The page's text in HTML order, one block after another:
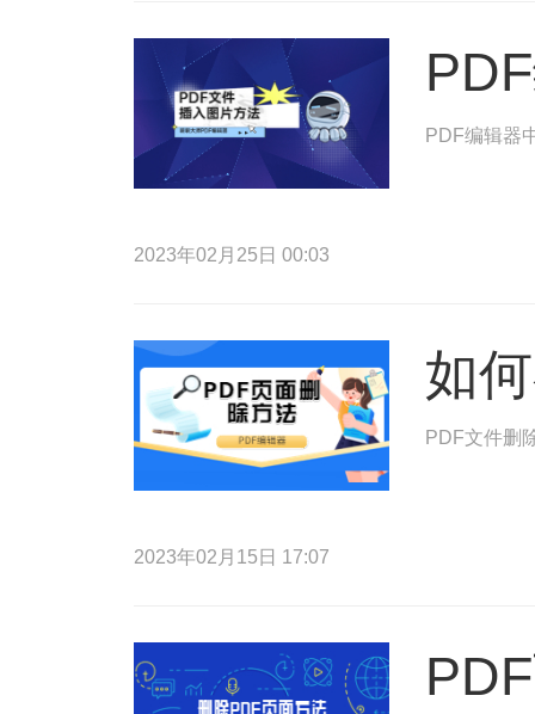
PDF编辑器
2023年02月25日 00:03
如
PDF文件删
2023年02月15日 17:07